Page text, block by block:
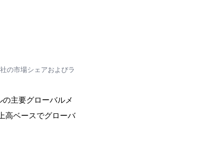
の市場シェアおよびラ
主要グローバルメ
高ベースでグローバ